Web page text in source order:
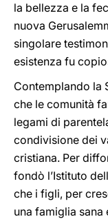
la bellezza e la
nuova
singolare
esistenza fu
Contemplando la
che le comunità
legami di
condivisione dei
cristiana. Per
fondò l’Istituto
che i figli, per
una famiglia sana